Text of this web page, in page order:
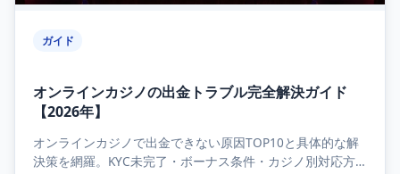
ガイド
オンラインカジノの出金トラブル完全解決ガイド
【2026年】
オンラインカジノで出金できない原因TOP10と具体的な解
決策を網羅。KYC未完了・ボーナス条件・カジノ別対応方